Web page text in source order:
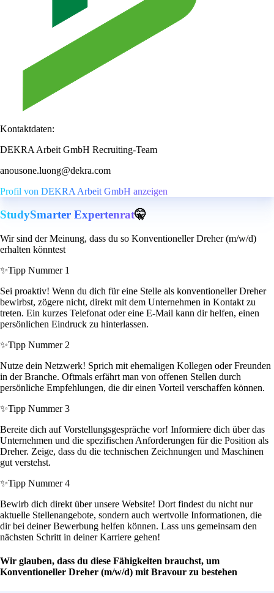
Kontaktdaten:
DEKRA Arbeit GmbH Recruiting-Team
anousone.luong@dekra.com
Profil von DEKRA Arbeit GmbH anzeigen
StudySmarter Expertenrat🤫
Wir sind der Meinung, dass du so Konventioneller Dreher (m/w/d)
erhalten könntest
✨Tipp Nummer 1
Sei proaktiv! Wenn du dich für eine Stelle als konventioneller Dreher
bewirbst, zögere nicht, direkt mit dem Unternehmen in Kontakt zu
treten. Ein kurzes Telefonat oder eine E-Mail kann dir helfen, einen
persönlichen Eindruck zu hinterlassen.
✨Tipp Nummer 2
Nutze dein Netzwerk! Sprich mit ehemaligen Kollegen oder Freunden
in der Branche. Oftmals erfährt man von offenen Stellen durch
persönliche Empfehlungen, die dir einen Vorteil verschaffen können.
✨Tipp Nummer 3
Bereite dich auf Vorstellungsgespräche vor! Informiere dich über das
Unternehmen und die spezifischen Anforderungen für die Position als
Dreher. Zeige, dass du die technischen Zeichnungen und Maschinen
gut verstehst.
✨Tipp Nummer 4
Bewirb dich direkt über unsere Website! Dort findest du nicht nur
aktuelle Stellenangebote, sondern auch wertvolle Informationen, die
dir bei deiner Bewerbung helfen können. Lass uns gemeinsam den
nächsten Schritt in deiner Karriere gehen!
Wir glauben, dass du diese Fähigkeiten brauchst, um
Konventioneller Dreher (m/w/d) mit Bravour zu bestehen